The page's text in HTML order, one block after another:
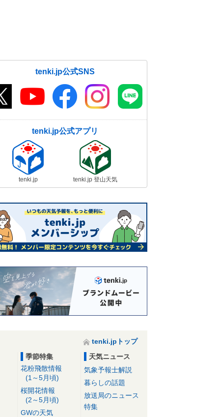
tenki.jp公式SNS
tenki.jp公式アプリ
tenki.jp tenki.jp 登山天気
tenki.jpトップ
季節特集
花粉飛散情報
(1～5月頃)
桜開花情報
(2～5月頃)
GWの天気
天気ニュース
気象予報士解説
暮らしの話題
放送局のニュース
特集